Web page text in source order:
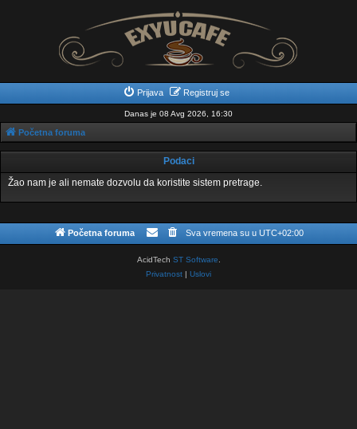
Prijava Registruj se
Danas je 08 Avg 2026, 16:30
Početna foruma
Podaci
Žao nam je ali nemate dozvolu da koristite sistem pretrage.
Početna foruma Sva vremena su u UTC+02:00
AcidTech ST Software
Privatnost | Uslovi